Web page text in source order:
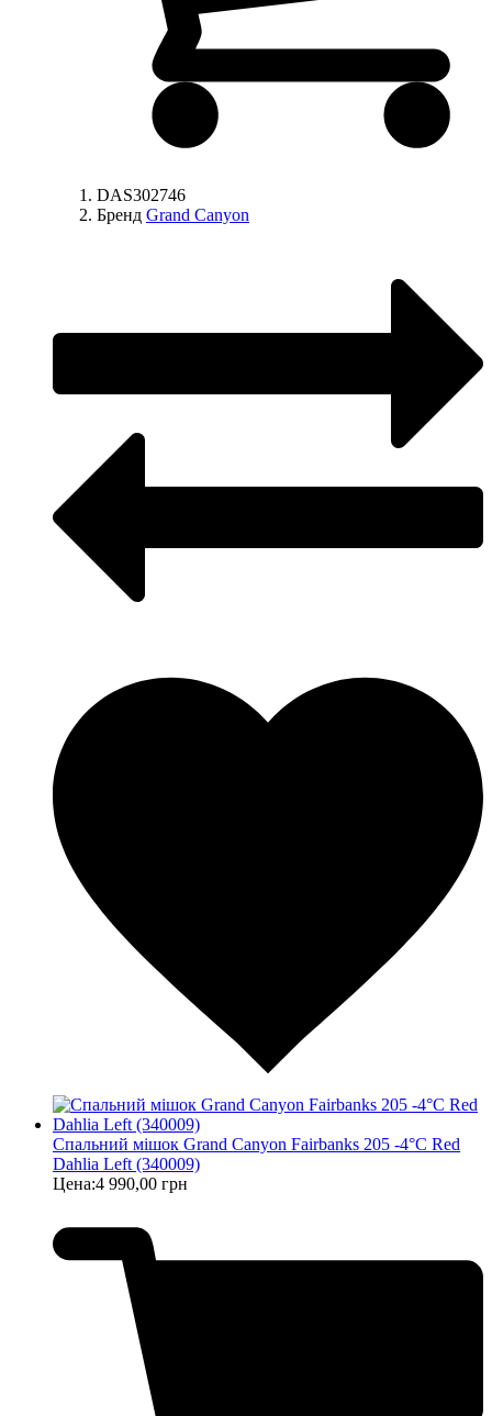
DAS302746
Бренд Grand Canyon
Спальний мішок Grand Canyon Fairbanks 205 -4°C Red
Dahlia Left (340009)
Цена:4 990,00 грн